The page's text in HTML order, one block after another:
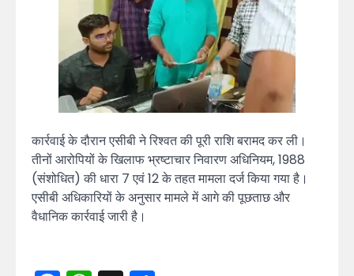
कार्रवाई के दौरान एसीबी ने रिश्वत की पूरी राशि बरामद कर ली।
तीनों आरोपियों के खिलाफ भ्रष्टाचार निवारण अधिनियम, 1988
(संशोधित) की धारा 7 एवं 12 के तहत मामला दर्ज किया गया है।
एसीबी अधिकारियों के अनुसार मामले में आगे की पूछताछ और
वैधानिक कार्रवाई जारी है।